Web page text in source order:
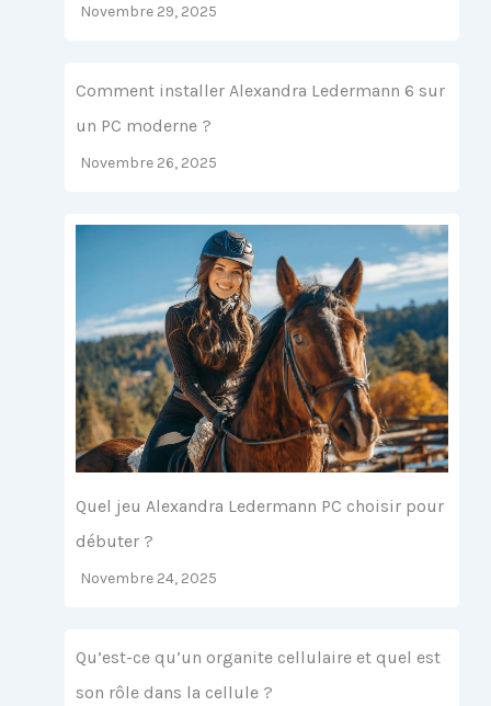
Novembre 29, 2025
Comment installer Alexandra Ledermann 6 sur
un PC moderne ?
Novembre 26, 2025
Quel jeu Alexandra Ledermann PC choisir pour
débuter ?
Novembre 24, 2025
Qu’est-ce qu’un organite cellulaire et quel est
son rôle dans la cellule ?